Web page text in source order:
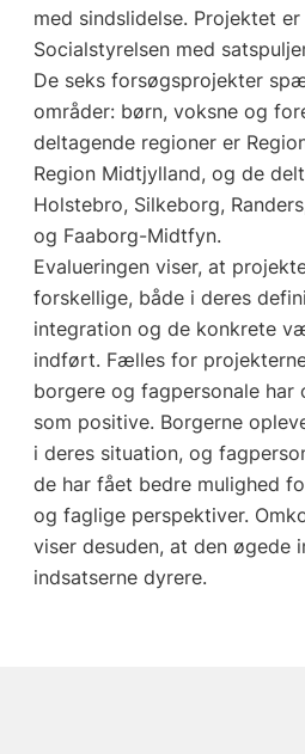
med sindslidelse. Projektet
Socialstyrelsen med
De seks forsøgsprojekter
områder: børn, voksne og
deltagende regioner er
Region Midtjylland, og de
Holstebro, Silkeborg,
og Faaborg-Midtfyn.
Evalueringen viser, at
forskellige, både i deres
integration og de konkrete
indført. Fælles for
borgere og fagpersonale har
som positive. Borgerne
i deres situation, og
de har fået bedre mulighed
og faglige perspektiver.
viser desuden, at den øgede
indsatserne dyrere.